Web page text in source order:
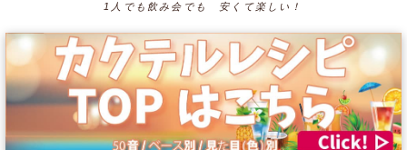
1人でも飲み会でも 安くて楽しい！